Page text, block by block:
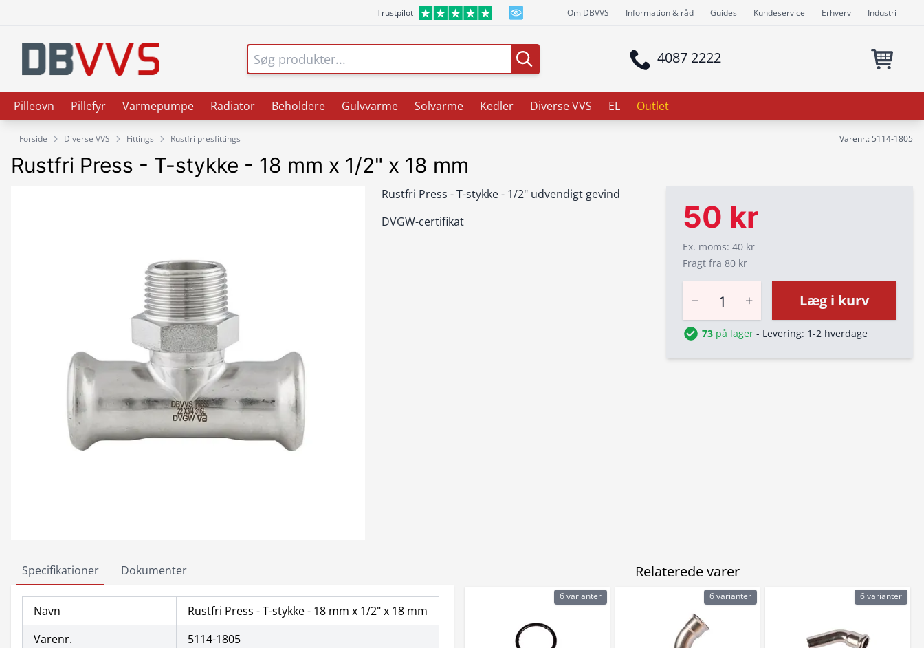
Trustpilot Om DBVVS Information & råd Guides Kundeservice Erhverv Industri
4087 2222
Pilleovn Pillefyr Varmepumpe Radiator Beholdere Gulvvarme Solvarme Kedler Diverse VVS EL Outlet
Forside Diverse VVS Fittings Rustfri presfittings Varenr.: 5114-1805
Rustfri Press - T-stykke - 18 mm x 1/2" x 18 mm
Rustfri Press - T-stykke - 1/2" udvendigt gevind
DVGW-certifikat
50 kr
Ex. moms: 40 kr
Fragt fra 80 kr
− + Læg i kurv
73 på lager - Levering: 1-2 hverdage
Specifikationer Dokumenter
Navn
Rustfri Press - T-stykke - 18 mm x 1/2" x 18 mm
Varenr.
5114-1805
Relaterede varer
6 varianter 6 varianter 6 varianter